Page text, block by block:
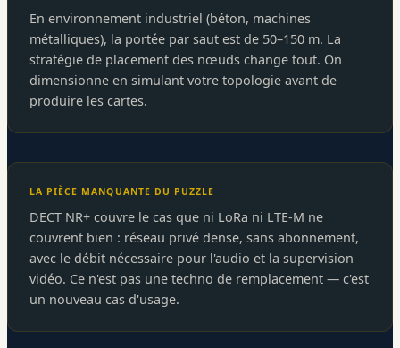
En environnement industriel (béton, machines
métalliques), la portée par saut est de 50–150 m. La
stratégie de placement des nœuds change tout. On
dimensionne en simulant votre topologie avant de
produire les cartes.
LA PIÈCE MANQUANTE DU PUZZLE
DECT NR+ couvre le cas que ni LoRa ni LTE-M ne
couvrent bien : réseau privé dense, sans abonnement,
avec le débit nécessaire pour l'audio et la supervision
vidéo. Ce n'est pas une techno de remplacement — c'est
un nouveau cas d'usage.